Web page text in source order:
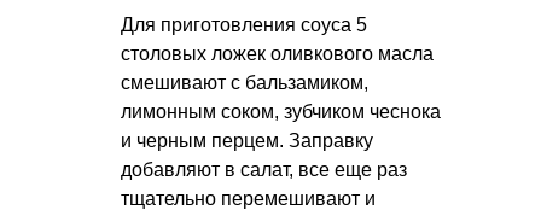
Для приготовления соуса 5
столовых ложек оливкового масла
смешивают с бальзамиком,
лимонным соком, зубчиком чеснока
и черным перцем. Заправку
добавляют в салат, все еще раз
тщательно перемешивают и